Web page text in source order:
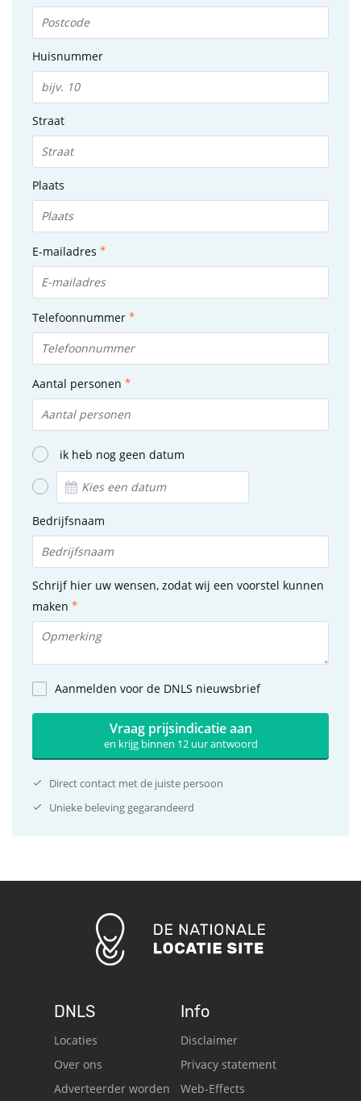
Huisnummer
Straat
Plaats
E-mailadres
Telefoonnummer
Aantal personen
ik heb nog geen datum
Bedrijfsnaam
Schrijf hier uw wensen, zodat wij een voorstel kunnen
maken
Aanmelden voor de DNLS nieuwsbrief
Vraag prijsindicatie aan
en krijg binnen 12 uur antwoord
Direct contact met de juiste persoon
Unieke beleving gegarandeerd
DNLS
Locaties
Over ons
Adverteerder worden
Info
Disclaimer
Privacy statement
Web-Effects